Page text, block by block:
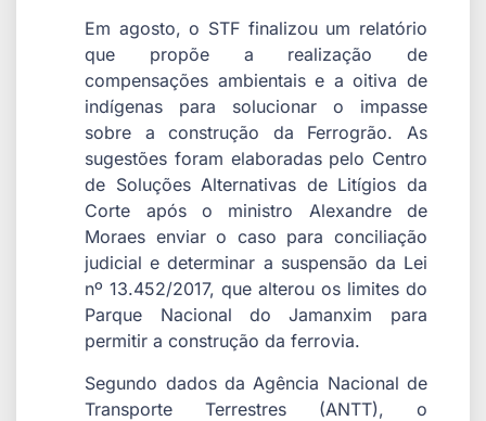
Em agosto, o STF finalizou um relatório
que propõe a realização de
compensações ambientais e a oitiva de
indígenas para solucionar o impasse
sobre a construção da Ferrogrão. As
sugestões foram elaboradas pelo Centro
de Soluções Alternativas de Litígios da
Corte após o ministro Alexandre de
Moraes enviar o caso para conciliação
judicial e determinar a suspensão da Lei
nº 13.452/2017, que alterou os limites do
Parque Nacional do Jamanxim para
permitir a construção da ferrovia.
Segundo dados da Agência Nacional de
Transporte Terrestres (ANTT), o